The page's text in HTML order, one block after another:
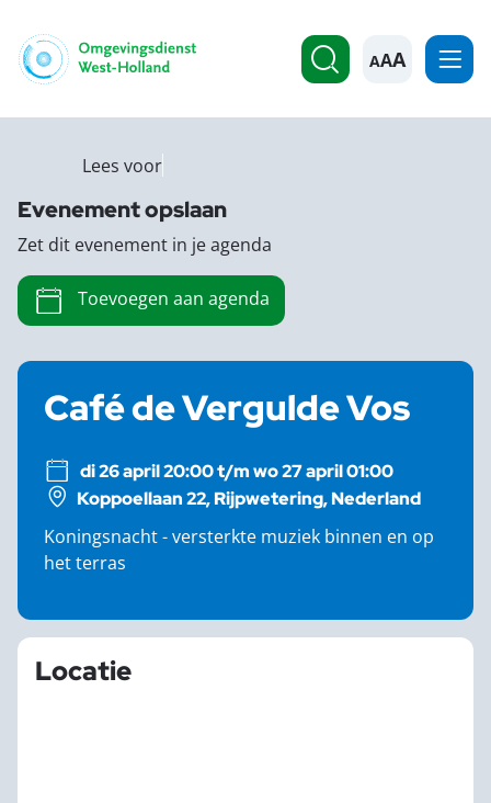
A
Café de Vergulde Vos
di 26 april 20:00 t/m wo 27 april 01:00
Koppoellaan 22, Rijpwetering, Nederland
Koningsnacht - versterkte muziek binnen en op
het terras
Locatie
Lees voor
Evenement opslaan
Zet dit evenement in je agenda
Toevoegen aan agenda